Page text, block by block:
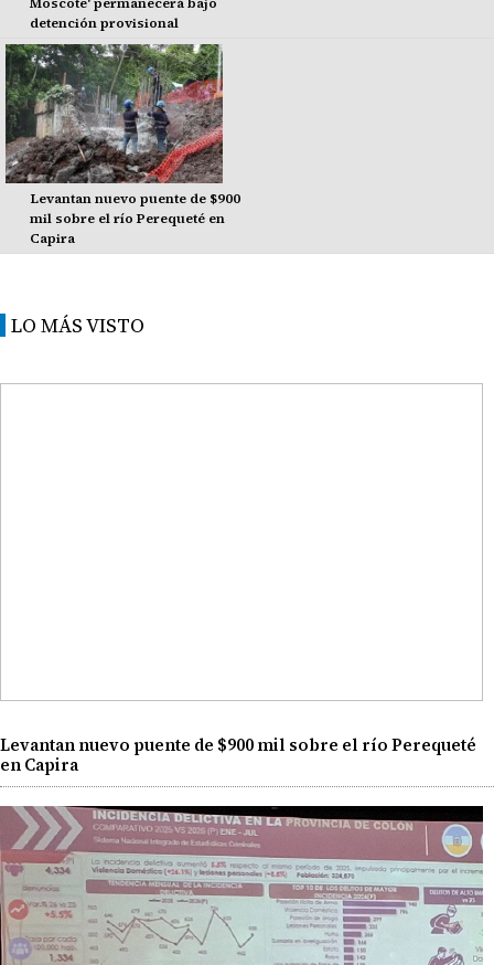
Moscote' permanecerá bajo
detención provisional
Levantan nuevo puente de $900
mil sobre el río Perequeté en
Capira
LO MÁS VISTO
Levantan nuevo puente de $900 mil sobre el río Perequeté
en Capira